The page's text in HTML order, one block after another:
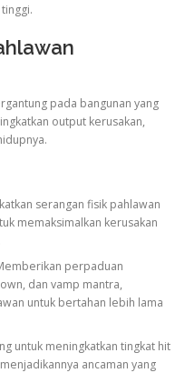
pada bangunan yang
output kerusakan,
serangan fisik pahlawan
memaksimalkan kerusakan
perpaduan
dan vamp mantra,
untuk bertahan lebih lama
untuk meningkatkan tingkat hit
ancaman yang